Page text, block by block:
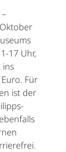
17 Uhr,
ins
Für
ist der